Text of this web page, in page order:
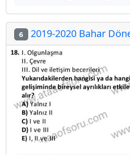
6 2019-2020 Bahar